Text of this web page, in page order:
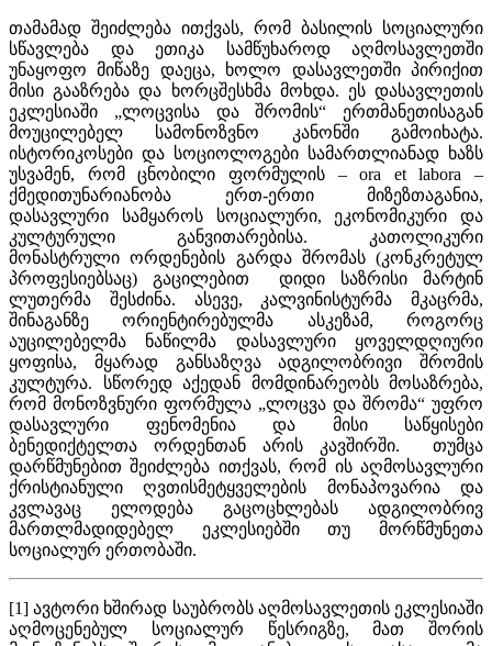
თამამად შეიძლება ითქვას, რომ ბასილის სოციალური
სწავლება და ეთიკა სამწუხაროდ აღმოსავლეთში
უნაყოფო მიწაზე დაეცა, ხოლო დასავლეთში პირიქით
მისი გააზრება და ხორცშესხმა მოხდა. ეს დასავლეთის
ეკლესიაში „ლოცვისა და შრომის“ ერთმანეთისაგან
მოუცილებელ სამონოზვნო კანონში გამოიხატა.
ისტორიკოსები და სოციოლოგები სამართლიანად ხაზს
უსვამენ, რომ ცნობილი ფორმულის – ora et labora –
ქმედითუნარიანობა ერთ-ერთი მიზეზთაგანია,
დასავლური სამყაროს სოციალური, ეკონომიკური და
კულტურული განვითარებისა. კათოლიკური
მონასტრული ორდენების გარდა შრომას (კონკრეტულ
პროფესიებსაც) გაცილებით დიდი საზრისი მარტინ
ლუთერმა შესძინა. ასევე, კალვინისტურმა მკაცრმა,
შინაგანზე ორიენტირებულმა ასკეზამ, როგორც
აუცილებელმა ნაწილმა დასავლური ყოველდღიური
ყოფისა, მყარად განსაზღვა ადგილობრივი შრომის
კულტურა. სწორედ აქედან მომდინარეობს მოსაზრება,
რომ მონოზვნური ფორმულა „ლოცვა და შრომა“ უფრო
დასავლური ფენომენია და მისი საწყისები
ბენედიქტელთა ორდენთან არის კავშირში. თუმცა
დარწმუნებით შეიძლება ითქვას, რომ ის აღმოსავლური
ქრისტიანული ღვთისმეტყველების მონაპოვარია და
კვლავაც ელოდება გაცოცხლებას ადგილობრივ
მართლმადიდებელ ეკლესიებში თუ მორწმუნეთა
სოციალურ ერთობაში.
[1] ავტორი ხშირად საუბრობს აღმოსავლეთის ეკლესიაში
აღმოცენებულ სოციალურ წესრიგზე, მათ შორის